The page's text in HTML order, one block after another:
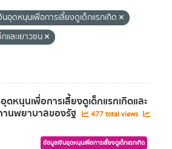
นอุดหนุนเพื่อการเลี้ยงดูเด็กแรกเกิด
และเยาวชน
ดหนุนเพื่อการเลี้ยงดูเด็กแรกเกิดและ
านพยาบาลของรัฐ
477 total views
ข้อมูลเงินอุดหนุนเพื่อการเลี้ยงดูเด็กแรกเกิด